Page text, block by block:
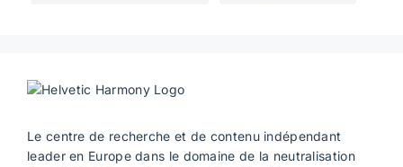
Le centre de recherche et de contenu indépendant
leader en Europe dans le domaine de la neutralisation